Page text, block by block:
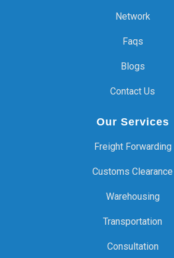
Network
Faqs
Blogs
Contact Us
Our Services
Freight Forwarding
Customs Clearance
Warehousing
Transportation
Consultation